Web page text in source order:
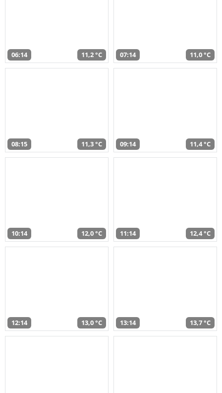
06:14 11,2 °C 07:14 11,0 °C
08:15 11,3 °C 09:14 11,4 °C
10:14 12,0 °C 11:14 12,4 °C
12:14 13,0 °C 13:14 13,7 °C